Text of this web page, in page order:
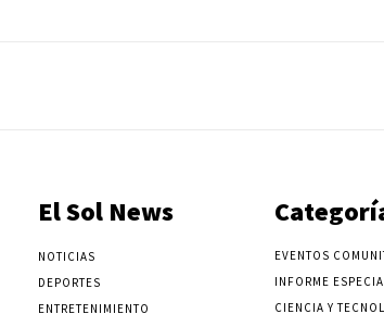
El Sol News
NOTICIAS
DEPORTES
ENTRETENIMIENTO
EVENTOS
INFORME
CIENCIA Y